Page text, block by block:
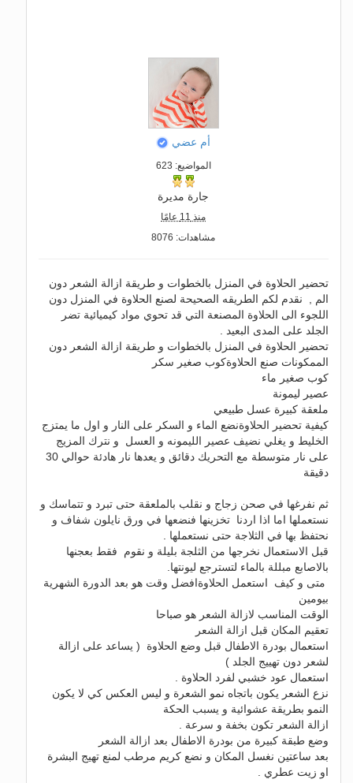
أم عضي
المواضيع: 623
جارة مديرة
منذ 11 عامًا
مشاهدات: 8076
تحضير الحلاوة في المنزل بالخطوات و طريقة ازالة الشعر دون
الم , نقدم لكم الطريقه الصحيحة لصنع الحلاوة في المنزل دون
اللجوء الى الحلاوة المصنعة التي قد تحوي مواد كيميائية تضر
الجلد على المدى البعيد .
تحضير الحلاوة في المنزل بالخطوات و طريقة ازالة الشعر دون
الممكونات صنع الحلاوةكوب صغير سكر
كوب صغير ماء
عصير ليمونة
ملعقة كبيرة عسل طبيعي
كيفية تحضير الحلاوةنضع الماء و السكر على النار و اول ما يمتزج
الخليط و يغلي نضيف عصير الليمونه و العسل و نترك المزيج
على نار متوسطة مع التحريك دقائق و يعدها نار هادئة حوالي 30
دقيقة
ثم نفرغها في صحن زجاج و نقلب بالملعقة حتى تبرد و تتماسك و
نستعملها اما اذا اردنا تخزينها فنضعها في ورق نايلون شفاف و
نحتفظ بها في الثلاجة حتى نستعملها .
قبل الاستعمال نخرجها من الثلجة بليلة و نقوم فقط بعجنها
بالاصابع مبللة بالماء لتسترجع ليونتها.
متى و كيف استعمل الحلاوةافضل وقت هو بعد الدورة الشهرية
بيومين
الوقت المناسب لازالة الشعر هو صباحا
تعقيم المكان قبل ازالة الشعر
استعمال بودرة الاطفال قبل وضع الحلاوة ( يساعد على ازالة
لشعر دون تهييج الجلد )
استعمال عود خشبي لفرد الحلاوة .
نزع الشعر يكون باتجاه نمو الشعرة و ليس العكس كي لا يكون
النمو بطريقة عشوائية و يسبب الحكة
ازالة الشعر تكون بخفة و سرعة .
وضع طبقة كبيرة من بودرة الاطفال بعد ازالة الشعر
بعد ساعتين نغسل المكان و نضع كريم مرطب لمنع تهيج البشرة
او زيت عطري .